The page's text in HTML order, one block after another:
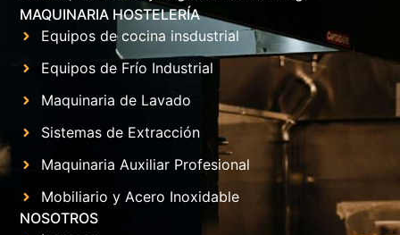
MAQUINARIA HOSTELERÍA
Equipos de cocina insdustrial
Equipos de Frío Industrial
Maquinaria de Lavado
Sistemas de Extracción
Maquinaria Auxiliar Profesional
Mobiliario y Acero Inoxidable
NOSOTROS